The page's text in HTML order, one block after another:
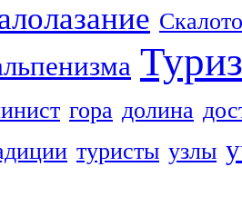
гора долина
туристы узлы